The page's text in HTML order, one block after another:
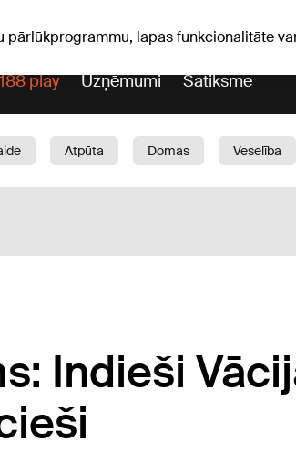
pārlūkprogrammu, lapas funkcionalitāte
play Uzņēmumi Satiksme
Atpūta Domas Veselība
Indieši